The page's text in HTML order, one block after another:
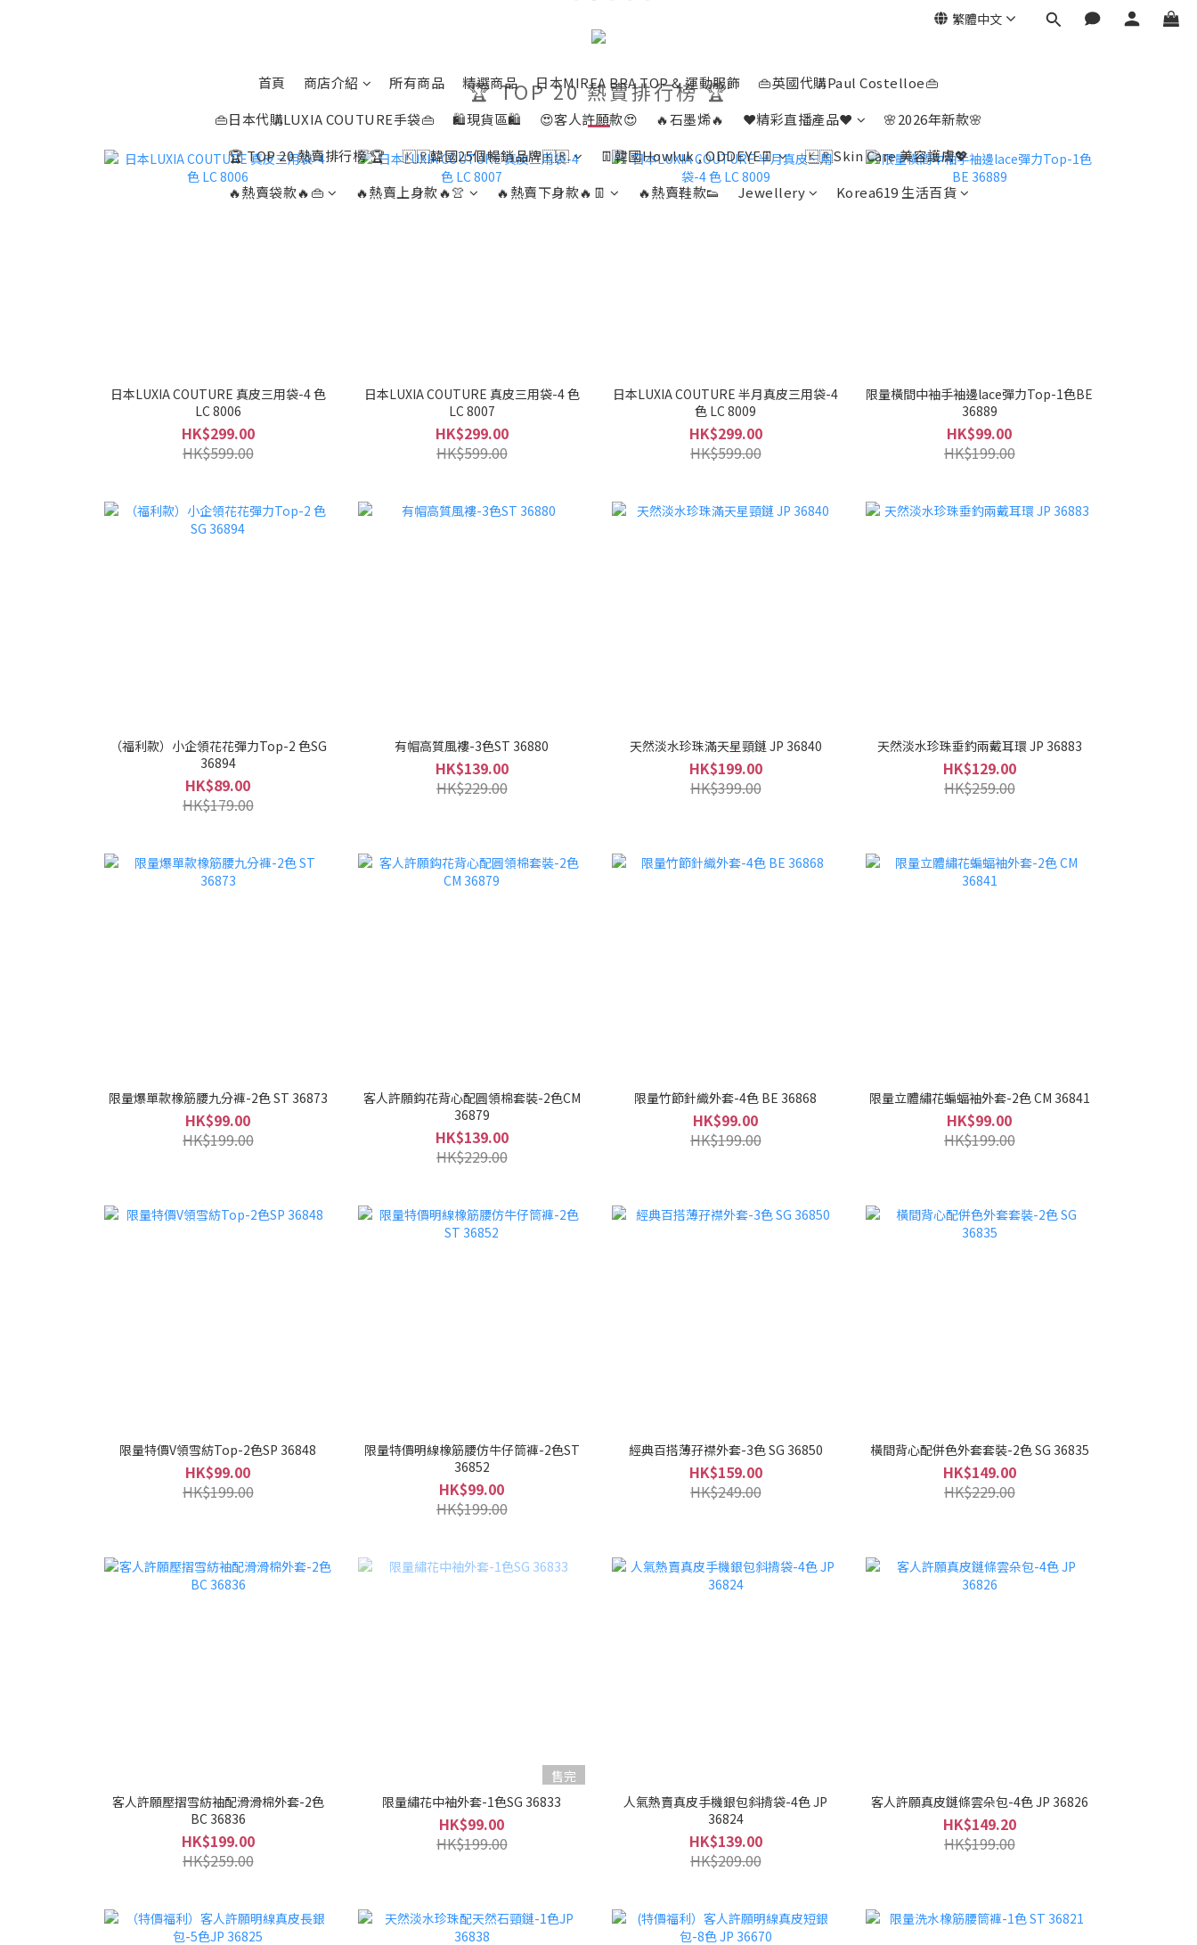
繁體中文
首頁 商店介紹 所有商品 精選商品 日本MIREA BRA TOP & 運動服飾
👜英國代購Paul Costelloe👜
👜日本代購LUXIA COUTURE手袋👜
🛍️現貨區🛍️ 😍客人許願款😍 🔥石墨烯🔥 ❤️精彩直播產品❤️
🌸2026年新款🌸
🏆 TOP 20 熱賣排行榜 🏆
🇰🇷韓國25個暢銷品牌🇰🇷 👖韓國Howluk , ODDEYE👖
🇰🇷Skin Care 美容護膚💖
🔥熱賣袋款🔥👜
🔥熱賣上身款🔥👚 🔥熱賣下身款🔥👖 🔥熱賣鞋款👟 Jewellery Korea619 生活百貨
🏆 TOP 20 熱賣排行榜 🏆
日本LUXIA COUTURE 真皮三用袋-4 色
LC 8006
HK$299.00
HK$599.00
日本LUXIA COUTURE 真皮三用袋-4 色
LC 8007
HK$299.00
HK$599.00
日本LUXIA COUTURE 半月真皮三用袋-4
色 LC 8009
HK$299.00
HK$599.00
限量橫間中袖手袖邊lace彈力Top-1色BE
36889
HK$99.00
HK$199.00
（福利款）小企領花花彈力Top-2 色SG
36894
HK$89.00
HK$179.00
有帽高質風褸-3色ST 36880
HK$139.00
HK$229.00
天然淡水珍珠滿天星頸鏈 JP 36840
HK$199.00
HK$399.00
天然淡水珍珠垂釣兩戴耳環 JP 36883
HK$129.00
HK$259.00
限量爆單款橡筋腰九分褲-2色 ST 36873
HK$99.00
HK$199.00
客人許願鈎花背心配圓領棉套裝-2色CM
36879
HK$139.00
HK$229.00
限量竹節針織外套-4色 BE 36868
HK$99.00
HK$199.00
限量立體繡花蝙蝠袖外套-2色 CM 36841
HK$99.00
HK$199.00
限量特價V領雪紡Top-2色SP 36848
HK$99.00
HK$199.00
限量特價明線橡筋腰仿牛仔筒褲-2色ST
36852
HK$99.00
HK$199.00
經典百搭薄孖襟外套-3色 SG 36850
HK$159.00
HK$249.00
橫間背心配併色外套套裝-2色 SG 36835
HK$149.00
HK$229.00
客人許願壓摺雪紡袖配滑滑棉外套-2色
BC 36836
HK$199.00
HK$259.00
售完
限量繡花中袖外套-1色SG 36833
HK$99.00
HK$199.00
人氣熱賣真皮手機銀包斜揹袋-4色 JP
36824
HK$139.00
HK$209.00
客人許願真皮鏈條雲朵包-4色 JP 36826
HK$149.20
HK$199.00